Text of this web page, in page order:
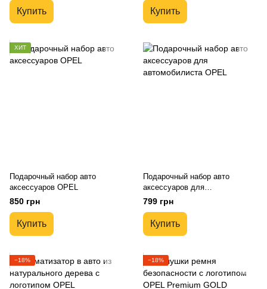
Купить Купить
ХИТ
Подарочный набор авто
аксессуаров OPEL
850 грн
Купить
Подарочный набор авто
аксессуаров для
автомобилиста OPEL
799 грн
Купить
−18% −18%